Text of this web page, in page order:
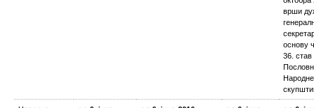
врши
основу
36. став
Народне